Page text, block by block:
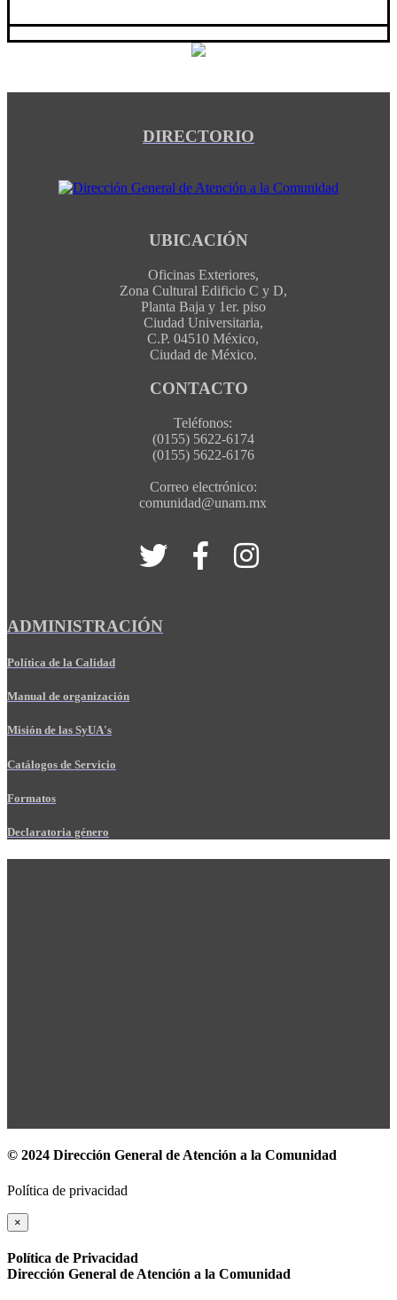
DIRECTORIO
UBICACIÓN
Oficinas Exteriores,
Zona Cultural Edificio C y D,
Planta Baja y 1er. piso
Ciudad Universitaria,
C.P. 04510 México,
Ciudad de México.
CONTACTO
Teléfonos:
(0155) 5622-6174
(0155) 5622-6176
Correo electrónico:
comunidad@unam.mx
ADMINISTRACIÓN
Política de la Calidad
Manual de organización
Misión de las SyUA's
Catálogos de Servicio
Formatos
Declaratoria género
© 2024 Dirección General de Atención a la Comunidad
Política de privacidad
×
Política de Privacidad
Dirección General de Atención a la Comunidad